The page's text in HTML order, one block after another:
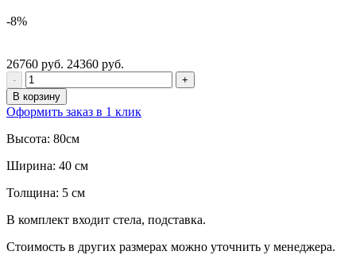
-8%
26760 руб. 24360 руб.
-
+
В корзину
Оформить заказ в 1 клик
Высота: 80см
Ширина: 40 см
Толщина: 5 см
В комплект входит стела, подставка.
Стоимость в других размерах можно уточнить у менеджера.